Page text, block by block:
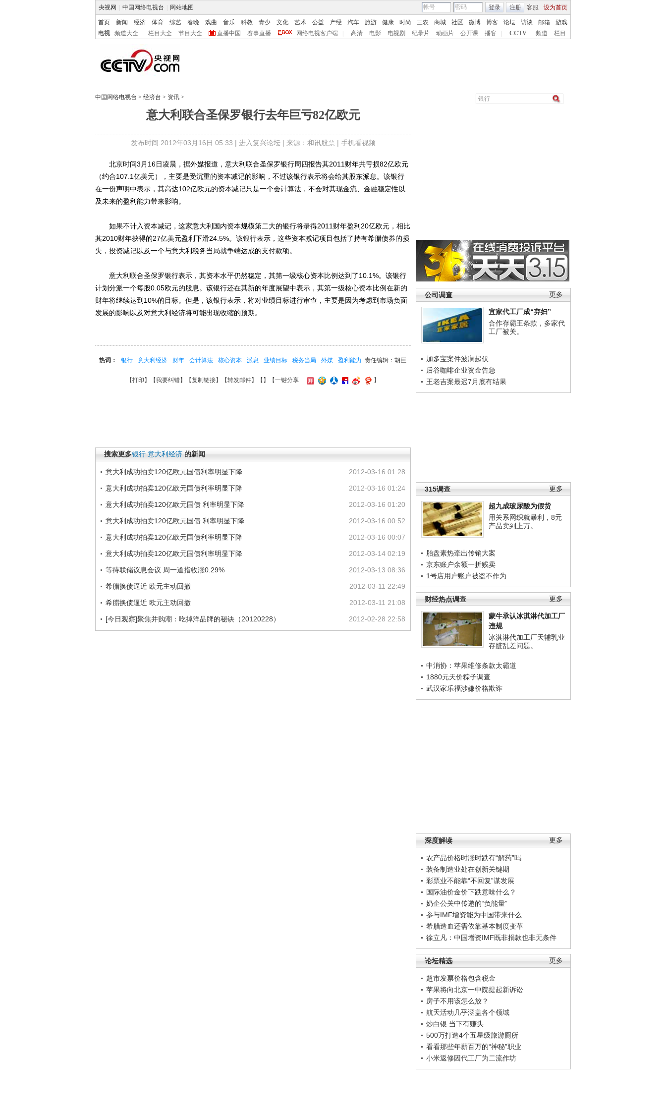
央视网 中国网络电视台 网站地图 客服 设为首页
登录 注册
首页 新闻 经济 体育 综艺 春晚 戏曲 音乐 科教 青少 文化 艺术 公益 产经 汽车 旅游 健康 时尚 三农 商城 社区 微博 博客 论坛 访谈 邮箱
游戏
电视
频道大全 栏目大全 节目大全 直播中国 赛事直播 网络电视客户端 高清 电影 电视剧 纪录片 动画片 公开课 播客 CCTV 频道 栏目
中国网络电视台 > 经济台 > 资讯 >
意大利联合圣保罗银行去年巨亏82亿欧元
发布时间:2012年03月16日 05:33 | 进入复兴论坛| 来源：和讯股票 | 手机看视频
更多
公司调查
宜家代工厂成“弃妇”
合作存霸王条款，多家代
工厂被关。
加多宝案件波澜起伏
后谷咖啡企业资金告急
王老吉案最迟7月底有结果
更多
315调查
超九成玻尿酸为假货
用关系网织就暴利，8元
产品卖到上万。
胎盘素热牵出传销大案
京东账户余额一折贱卖
1号店用户账户被盗不作为
更多
财经热点调查
蒙牛承认冰淇淋代加工厂
违规
冰淇淋代加工厂天辅乳业
存脏乱差问题。
中消协：苹果维修条款太霸道
1880元天价粽子调查
武汉家乐福涉嫌价格欺诈
更多
深度解读
农产品价格时涨时跌有“解药”吗
装备制造业处在创新关键期
彩票业不能靠“不回复”谋发展
国际油价金价下跌意味什么？
奶企公关中传递的“负能量”
参与IMF增资能为中国带来什么
希腊造血还需依靠基本制度变革
徐立凡：中国增资IMF既非捐款也非无条件
更多
论坛精选
超市发票价格包含税金
苹果将向北京一中院提起新诉讼
房子不用该怎么放？
航天活动几乎涵盖各个领域
炒白银 当下有赚头
500万打造4个五星级旅游厕所
看看那些年薪百万的“神秘”职业
小米返修因代工厂为二流作坊
北京时间3月16日凌晨，据外媒报道，意大利联合圣保罗银行周四报告其2011财年共亏损82亿欧元
（约合107.1亿美元），主要是受沉重的资本减记的影响，不过该银行表示将会给其股东派息。该银行
在一份声明中表示，其高达102亿欧元的资本减记只是一个会计算法，不会对其现金流、金融稳定性以
及未来的盈利能力带来影响。
如果不计入资本减记，这家意大利国内资本规模第二大的银行将录得2011财年盈利20亿欧元，相比
其2010财年获得的27亿美元盈利下滑24.5%。该银行表示，这些资本减记项目包括了持有希腊债券的损
失，投资减记以及一个与意大利税务当局就争端达成的支付款项。
意大利联合圣保罗银行表示，其资本水平仍然稳定，其第一级核心资本比例达到了10.1%。该银行
计划分派一个每股0.05欧元的股息。该银行还在其新的年度展望中表示，其第一级核心资本比例在新的
财年将继续达到10%的目标。但是，该银行表示，将对业绩目标进行审查，主要是因为考虑到市场负面
发展的影响以及对意大利经济将可能出现收缩的预期。
责任编辑：胡巨
热词： 银行 意大利经济 财年 会计算法 核心资本 派息 业绩目标 税务当局 外媒 盈利能力
【打印 】【我要纠错】【复制链接】【转发邮件】【 】 【一键分享 】
搜索更多银行 意大利经济 的新闻
2012-03-16 01:28
意大利成功拍卖120亿欧元国债利率明显下降
2012-03-16 01:24
意大利成功拍卖120亿欧元国债利率明显下降
2012-03-16 01:20
意大利成功拍卖120亿欧元国债 利率明显下降
2012-03-16 00:52
意大利成功拍卖120亿欧元国债 利率明显下降
2012-03-16 00:07
意大利成功拍卖120亿欧元国债利率明显下降
2012-03-14 02:19
意大利成功拍卖120亿欧元国债利率明显下降
2012-03-13 08:36
等待联储议息会议 周一道指收涨0.29%
2012-03-11 22:49
希腊换债逼近 欧元主动回撤
2012-03-11 21:08
希腊换债逼近 欧元主动回撤
2012-02-28 22:58
[今日观察]聚焦并购潮：吃掉洋品牌的秘诀（20120228）